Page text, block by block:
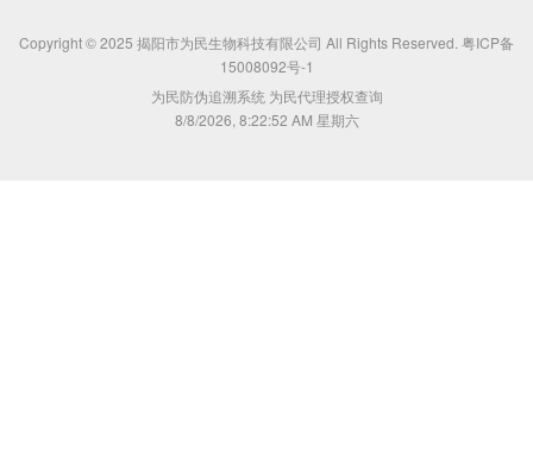
Copyright © 2025 揭阳市为民生物科技有限公司 All Rights Reserved. 粤ICP备
15008092号-1
为民防伪追溯系统 为民代理授权查询
8/8/2026, 8:22:52 AM 星期六